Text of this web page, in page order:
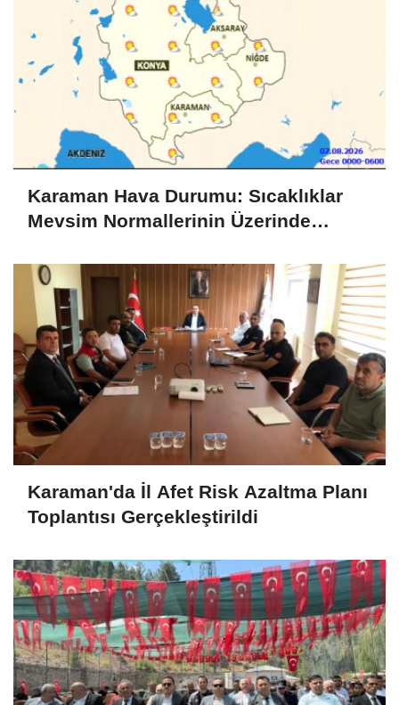
Karaman Hava Durumu: Sıcaklıklar
Mevsim Normallerinin Üzerinde
Karaman'da İl Afet Risk Azaltma Planı
Toplantısı Gerçekleştirildi